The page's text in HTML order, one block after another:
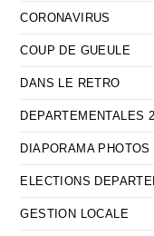
CORONAVIRUS
COUP DE GUEULE
DANS LE RETRO
DEPARTEMENTALES
DIAPORAMA PHOTOS
ELECTIONS
GESTION LOCALE